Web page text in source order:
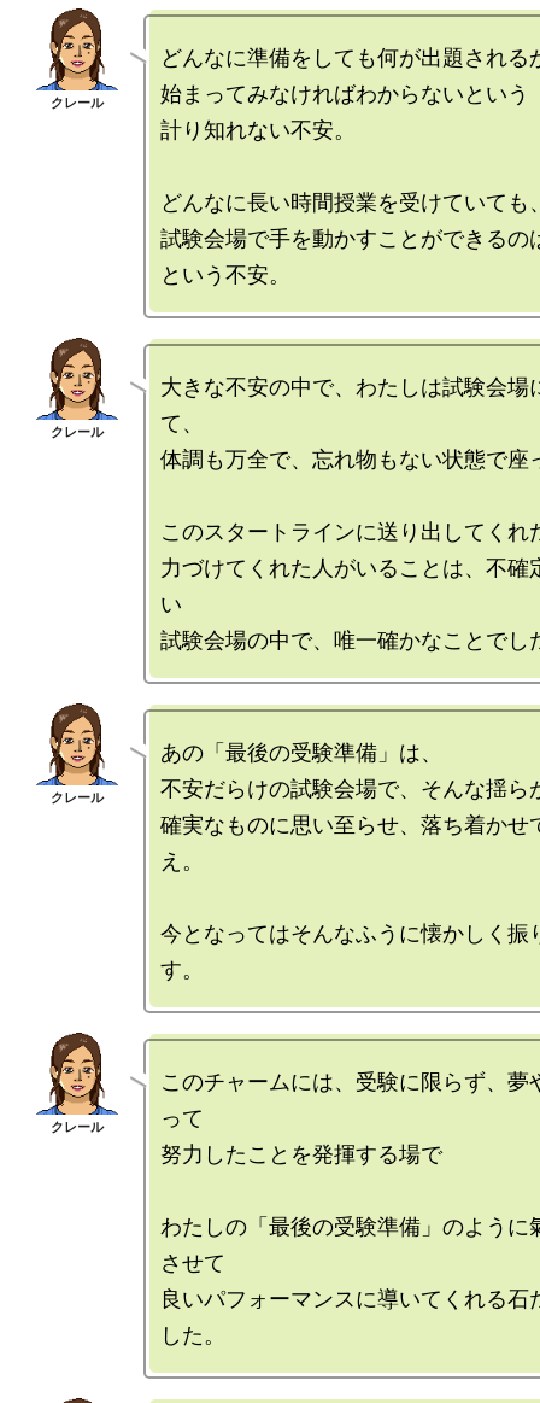
どんなに準備をしても何が出題される
始まってみなければわからないという
計り知れない不安。
どんなに長い時間授業を受けていても
試験会場で手を動かすことができるの
大きな不安の中で、わたしは試験会場
て、
体調も万全で、忘れ物もない状態で座
このスタートラインに送り出してくれ
力づけてくれた人がいることは、不確
い
あの「最後の受験準備」は、
不安だらけの試験会場で、そんな揺ら
確実なものに思い至らせ、落ち着かせ
え。
今となってはそんなふうに懐かしく振
このチャームには、受験に限らず、夢
って
努力したことを発揮する場で
わたしの「最後の受験準備」のように
させて
良いパフォーマンスに導いてくれる石